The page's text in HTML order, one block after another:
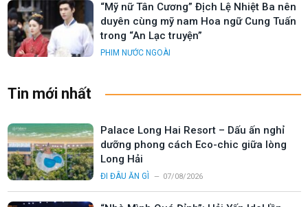
“Mỹ nữ Tân Cương” Địch Lệ Nhiệt Ba nên
duyên cùng mỹ nam Hoa ngữ Cung Tuấn
trong “An Lạc truyện”
PHIM NƯỚC NGOÀI
Tin mới nhất
Palace Long Hai Resort – Dấu ấn nghỉ
dưỡng phong cách Eco-chic giữa lòng
Long Hải
ĐI ĐÂU ĂN GÌ 07/08/2026